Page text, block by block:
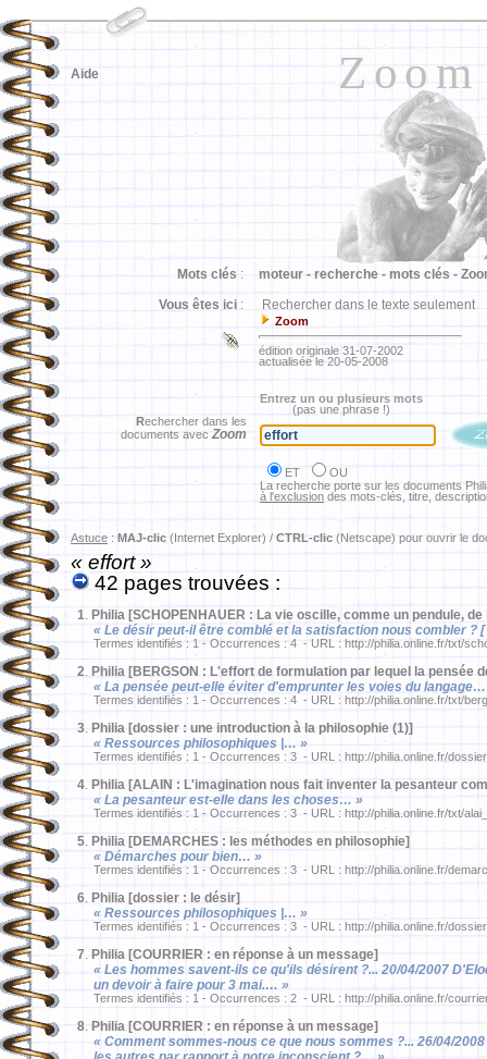
Zoom
Aide
Mots clés : moteur - recherche - mots clés -
Vous êtes ici : Rechercher dans le texte seulement
Zoom
édition originale 31-07-2002
actualisée le 20-05-2008
Rechercher dans les
documents avec Zoom
Entrez un ou plusieurs mots
(pas une phrase !)
ET
OU
La recherche porte sur les documents
à l'exclusion des mots-clés, titre,
Astuce : MAJ-clic (Internet Explorer) / CTRL-clic (Netscape) pour ouvrir le
« effort »
42 pages trouvées :
1. Philia [SCHOPENHAUER : La vie oscille, comme un pendule,
« Le désir peut-il être comblé et la satisfaction nous combler ?
Termes identifiés : 1 - Occurrences : 4 - URL : http://philia.online.fr/txt/
2. Philia [BERGSON : L'effort de formulation par lequel la pensée
« La pensée peut-elle éviter d'emprunter les voies du
Termes identifiés : 1 - Occurrences : 4 - URL : http://philia.online.fr/txt/
3. Philia [dossier : une introduction à la philosophie (1)]
« Ressources philosophiques |… »
Termes identifiés : 1 - Occurrences : 3 - URL : http://philia.online.fr/
4. Philia [ALAIN : L'imagination nous fait inventer la pesanteur
« La pesanteur est-elle dans les choses… »
Termes identifiés : 1 - Occurrences : 3 - URL : http://philia.online.fr/txt/
5. Philia [DEMARCHES : les méthodes en philosophie]
« Démarches pour bien… »
Termes identifiés : 1 - Occurrences : 3 - URL : http://philia.online.fr/
6. Philia [dossier : le désir]
« Ressources philosophiques |… »
Termes identifiés : 1 - Occurrences : 3 - URL : http://philia.online.fr/
7. Philia [COURRIER : en réponse à un message]
« Les hommes savent-ils ce qu'ils désirent ?... 20/04/2007
un devoir à faire pour 3 mai.… »
Termes identifiés : 1 - Occurrences : 2 - URL : http://philia.online.fr/
8. Philia [COURRIER : en réponse à un message]
« Comment sommes-nous ce que nous sommes ?... 26/04/